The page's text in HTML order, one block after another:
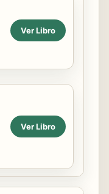
Ver Libro
Ver Libro